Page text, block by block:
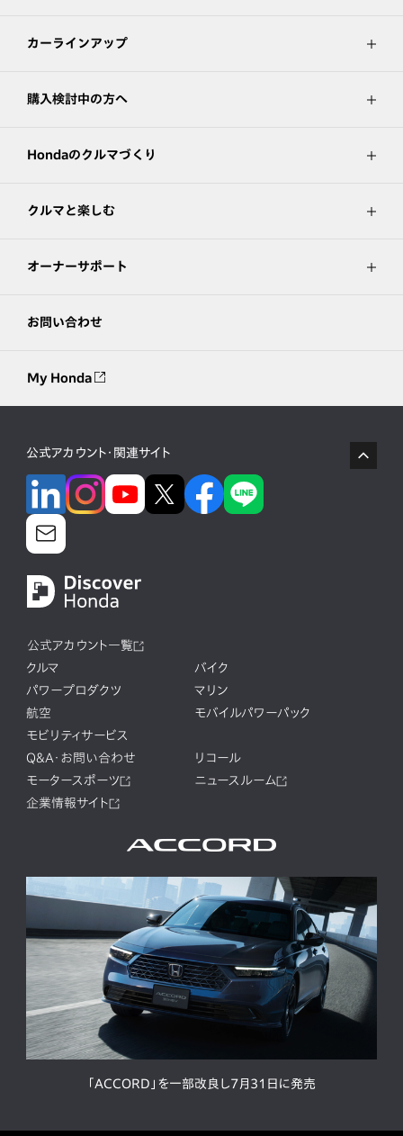
カーラインアップ
購入検討中の方へ
Hondaのクルマづくり
クルマと楽しむ
オーナーサポート
お問い合わせ
My Honda
公式アカウント・関連サイト
公式アカウント一覧
クルマ
バイク
パワープロダクツ
マリン
航空
モバイルパワーパック
モビリティサービス
Q&A・お問い合わせ
リコール
モータースポーツ
ニュースルーム
企業情報サイト
「ACCORD」を一部改良し7月31日に発売